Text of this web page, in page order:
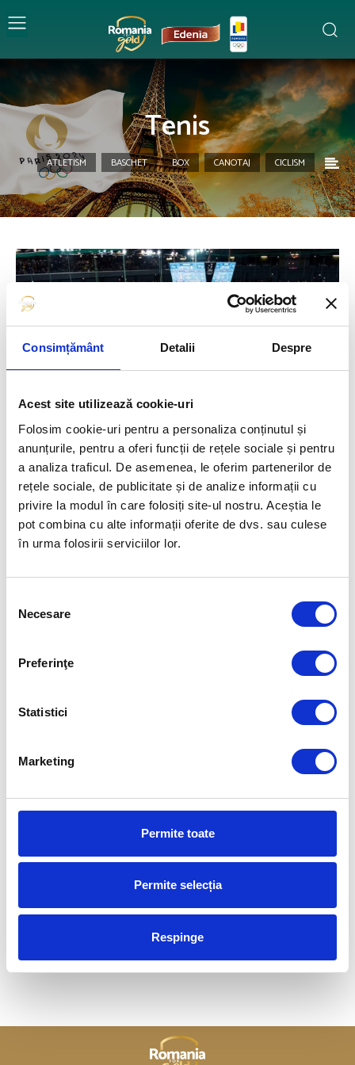
Consimțământ Detalii Despre
Acest site utilizează cookie-uri
Folosim cookie-uri pentru a personaliza conținutul și
anunțurile, pentru a oferi funcții de rețele sociale și pentru
a analiza traficul. De asemenea, le oferim partenerilor de
rețele sociale, de publicitate și de analize informații cu
privire la modul în care folosiți site-ul nostru. Aceștia le
pot combina cu alte informații oferite de dvs. sau culese
în urma folosirii serviciilor lor.
consimțământului
Necesare
Preferinţe
Statistici
Marketing
Permite toate
Permite selecția
Respinge
Tenis
ATLETISM BASCHET BOX CANOTAJ CICLISM
Mihaela Buzărnescu